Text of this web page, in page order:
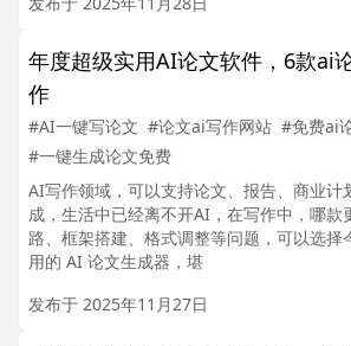
年度超级实用AI论文软件，6款ai
作
#AI一键写论文 #论文ai写作网站 #免费ai
#一键生成论文免费
AI写作领域，可以支持论文、报告、商业计
成，生活中已经离不开AI，在写作中，哪款
路、框架搭建、格式调整等问题，可以选择
用的 AI 论文生成器，堪
发布于 2025年11月27日